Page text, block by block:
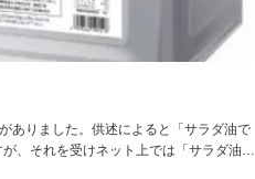
ありました。供述によると「サラダ油で
、それを受けネット上では「サラダ油…